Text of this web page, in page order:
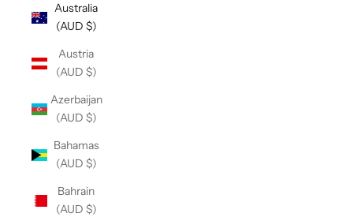
Australia
(AUD $)
Austria
(AUD $)
Azerbaijan
(AUD $)
Bahamas
(AUD $)
Bahrain
(AUD $)